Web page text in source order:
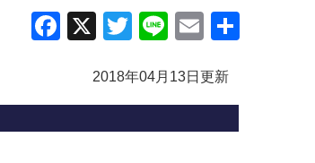
Facebook
X TwitterLineEmail
2018年04月13日更新